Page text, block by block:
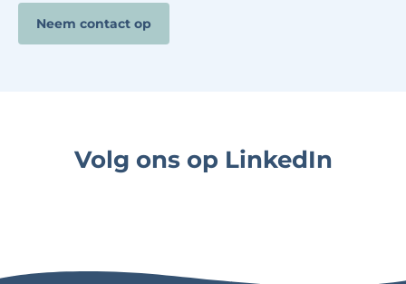
Neem contact op
Volg ons op LinkedIn